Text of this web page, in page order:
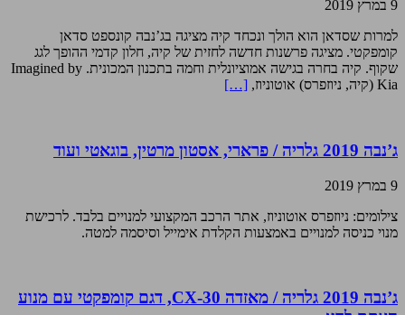
9 במרץ 2019
למרות שסדאן הוא הולך ונכחד קיה מציגה בג’נבה קונספט סדאן
קומפקטי. מציגה פרשנות חדשה לחזית של קיה, חלון קדמי ההופך לגג
שקוף. קיה בחרה בגישה אמוציונלית וחמה בתכנון המכונית. Imagined by
Kia (קיה, ניוזפרס) אוטוניוז,
[…]
ג’נבה 2019 גלריה / פרארי, אסטון מרטין, בוגאטי ועוד
9 במרץ 2019
צילומים: ניוזפרס אוטוניוז, אתר הרכב המקצועי למנויים בלבד. לרכישת
מנוי כניסה למנויים באמצעות הקלדת אימייל וסיסמה למטה.
ג’נבה 2019 גלריה / מאזדה CX-30, דגם קומפקטי עם מנוע